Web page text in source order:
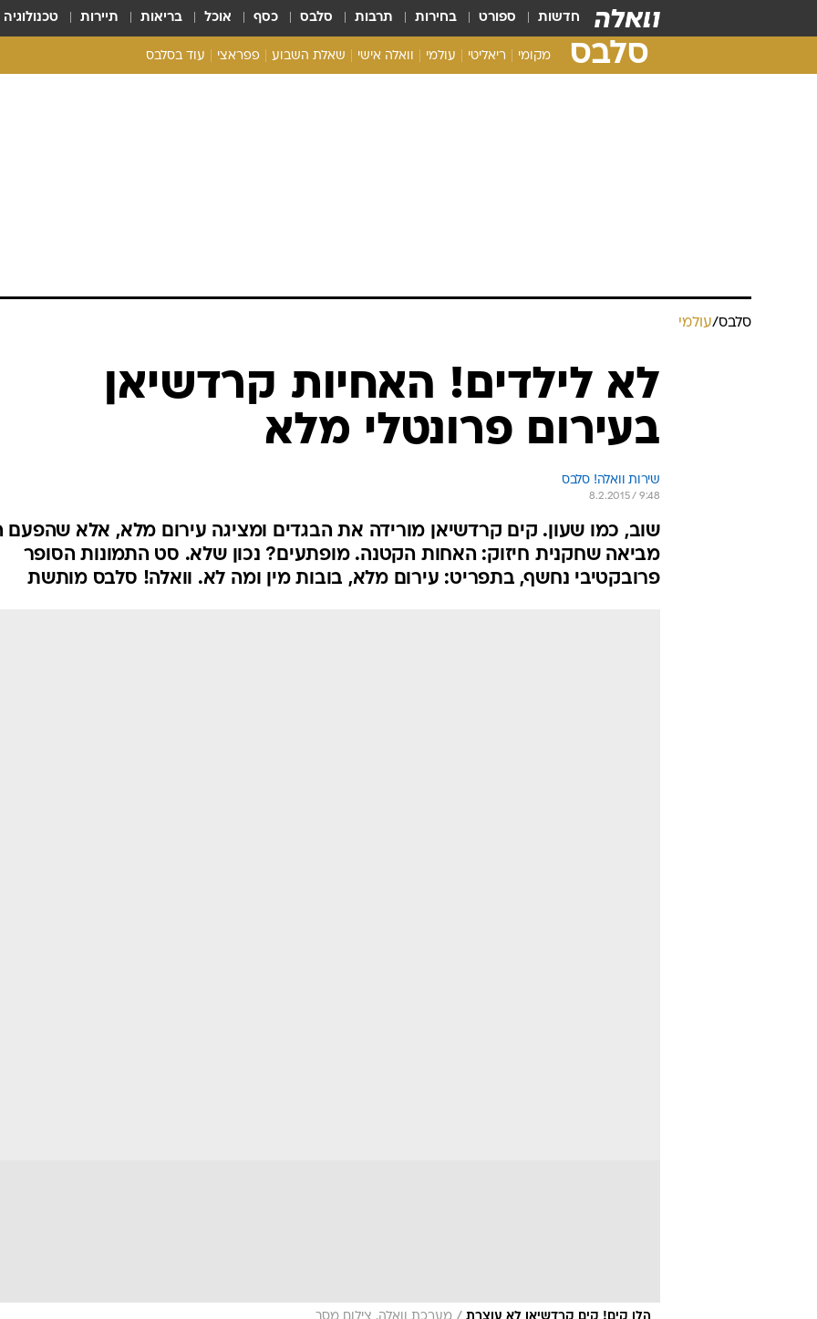
חדשות ספורט בחירות תרבות סלבס כסף אוכל בריאות תיירות טכנולוגיה
סלבס מקומי ריאליטי עולמי וואלה אישי שאלת השבוע פפראצי עוד בסלבס
סלבס/עולמי
לא לילדים! האחיות קרדשיאן
בעירום פרונטלי מלא
שירות וואלה! סלבס
8.2.2015 / 9:48
שוב, כמו שעון. קים קרדשיאן מורידה את הבגדים ומציגה עירום מלא, אלא שהפעם
מביאה שחקנית חיזוק: האחות הקטנה. מופתעים? נכון שלא. סט התמונות הסופר
פרובקטיבי נחשף, בתפריט: עירום מלא, בובות מין ומה לא. וואלה! סלבס מותשת